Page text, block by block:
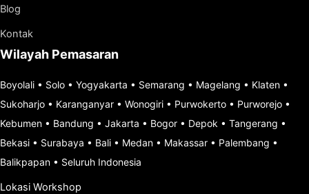
Blog
Kontak
Wilayah Pemasaran
Boyolali • Solo • Yogyakarta • Semarang • Magelang • Klaten •
Sukoharjo • Karanganyar • Wonogiri • Purwokerto • Purworejo •
Kebumen • Bandung • Jakarta • Bogor • Depok • Tangerang •
Bekasi • Surabaya • Bali • Medan • Makassar • Palembang •
Balikpapan • Seluruh Indonesia
Lokasi Workshop